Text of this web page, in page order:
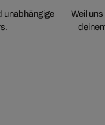
unabhängige
Weil